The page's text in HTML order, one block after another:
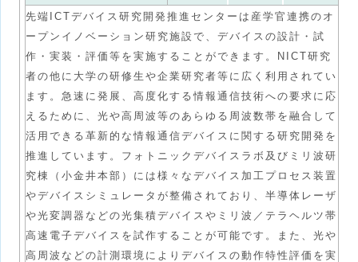
先端ICTデバイス研究開発推進センターは産学官連携のオ
ープンイノベーション研究施設で、デバイスの設計・試
作・実装・評価等を実施することができます。NICT研究
者の他に大学の研修生や企業研究者等に広く利用されてい
ます。急速に発展、高度化する情報通信技術への要求に応
えるために、光や高周波等のあらゆる周波数帯を融合して
活用できる革新的な情報通信デバイスに関する研究開発を
推進しています。フォトニックデバイスラボ及びミリ波研
究棟（小金井本部）には様々なデバイス加工プロセス装置
やデバイスシミュレータが整備されており、半導体レーザ
や光変調器などの光集積デバイスやミリ波／テラヘルツ帯
高速電子デバイスを試作することが可能です。また、光や
高周波などの計測環境によりデバイスの動作特性評価を実